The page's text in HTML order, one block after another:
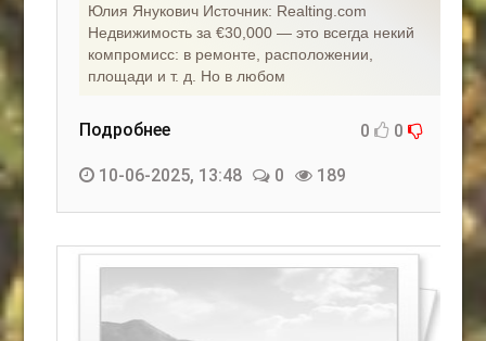
Юлия Янукович Источник: Realting.com
Недвижимость за €30,000 — это всегда некий
компромисс: в ремонте, расположении,
площади и т. д. Но в любом
Подробнее 0 0
10-06-2025, 13:48 0 189